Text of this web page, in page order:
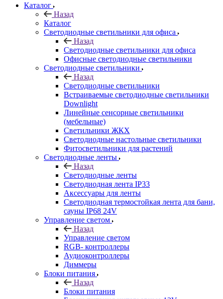
Каталог
Назад
Каталог
Светодиодные светильники для офиса
Назад
Светодиодные светильники для офиса
Офисные светодиодные светильники
Светодиодные светильники
Назад
Светодиодные светильники
Встраиваемые светодиодные светильники
Downlight
Линейные сенсорные светильники
(мебельные)
Светильники ЖКХ
Светодиодные настольные светильники
Фитосветильники для растений
Светодиодные ленты
Назад
Светодиодные ленты
Светодиодная лента IP33
Аксессуары для ленты
Светодиодная термостойкая лента для бани,
сауны IP68 24V
Управление светом
Назад
Управление светом
RGB- контроллеры
Аудиоконтроллеры
Диммеры
Блоки питания
Назад
Блоки питания